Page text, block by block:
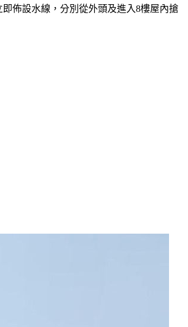
佈設水線，分別從外頭及進入8樓屋內搶